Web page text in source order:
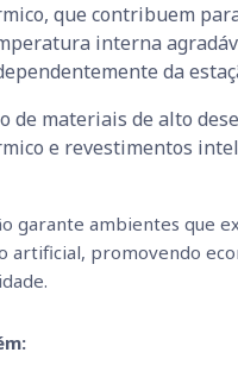
que contribuem
interna
da
de materiais de alto
e revestimentos
garante ambientes que
artificial, promovendo